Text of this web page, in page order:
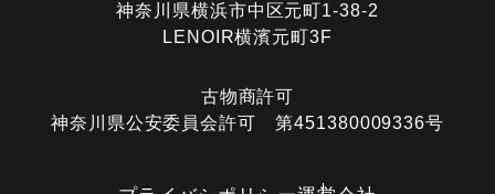
神奈川県横浜市中区元町1-38-2
LENOIR横濱元町3F
古物商許可
神奈川県公安委員会許可 第451380009336号